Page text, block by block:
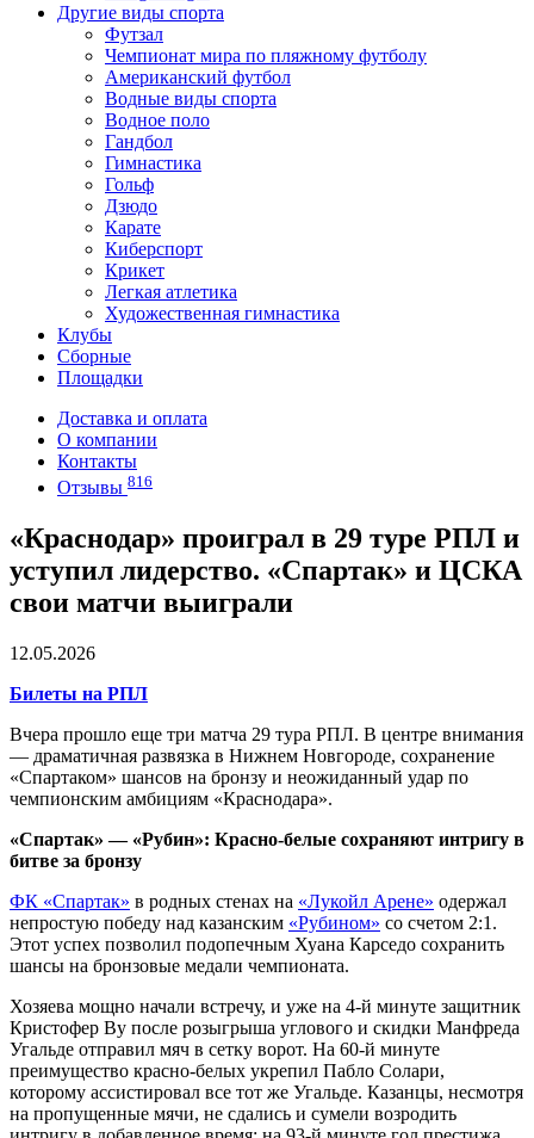
Другие виды спорта
Футзал
Чемпионат мира по пляжному футболу
Американский футбол
Водные виды спорта
Водное поло
Гандбол
Гимнастика
Гольф
Дзюдо
Карате
Киберспорт
Крикет
Легкая атлетика
Художественная гимнастика
Клубы
Сборные
Площадки
Доставка и оплата
О компании
Контакты
Отзывы 816
«Краснодар» проиграл в 29 туре РПЛ и
уступил лидерство. «Спартак» и ЦСКА
свои матчи выиграли
12.05.2026
Билеты на РПЛ
Вчера прошло еще три матча 29 тура РПЛ. В центре внимания
— драматичная развязка в Нижнем Новгороде, сохранение
«Спартаком» шансов на бронзу и неожиданный удар по
чемпионским амбициям «Краснодара».
«Спартак» — «Рубин»: Красно-белые сохраняют интригу в
битве за бронзу
ФК «Спартак» в родных стенах на «Лукойл Арене» одержал
непростую победу над казанским «Рубином» со счетом 2:1.
Этот успех позволил подопечным Хуана Карседо сохранить
шансы на бронзовые медали чемпионата.
Хозяева мощно начали встречу, и уже на 4-й минуте защитник
Кристофер Ву после розыгрыша углового и скидки Манфреда
Угальде отправил мяч в сетку ворот. На 60-й минуте
преимущество красно-белых укрепил Пабло Солари,
которому ассистировал все тот же Угальде. Казанцы, несмотря
на пропущенные мячи, не сдались и сумели возродить